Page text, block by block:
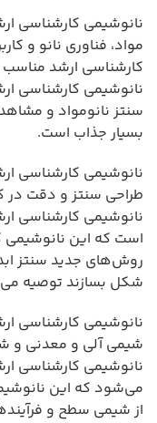
نانوشیمی کارشناسی
مواد، فناوری نانو و
کارشناسی ارشد
نانوشیمی کارشناسی
سنتز نانومواد و
بسیار جذاب است.
نانوشیمی کارشناسی
طراحی سنتز و دقت در
نانوشیمی کارشناسی
است که این نانوشیمی
روش‌های جدید سنتز
شکل بسازند توصیه
نانوشیمی کارشناسی
شیمی آلی و معدنی و
نانوشیمی کارشناسی
می‌شود که این
از شیمی سطح و